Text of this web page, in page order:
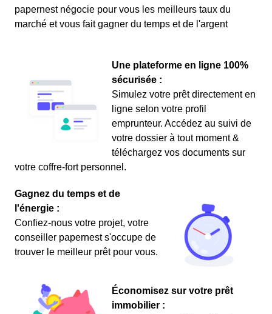
papernest négocie pour vous les meilleurs taux du
marché et vous fait gagner du temps et de l'argent
Une plateforme en ligne 100%
sécurisée :
Simulez votre prêt directement en
ligne selon votre profil
emprunteur. Accédez au suivi de
votre dossier à tout moment &
téléchargez vos documents sur
votre coffre-fort personnel.
Gagnez du temps et de
l'énergie :
Confiez-nous votre projet, votre
conseiller papernest s'occupe de
trouver le meilleur prêt pour vous.
Économisez sur votre prêt
immobilier :